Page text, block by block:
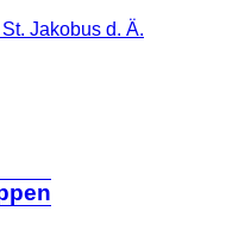
Jakobus d. Ä.